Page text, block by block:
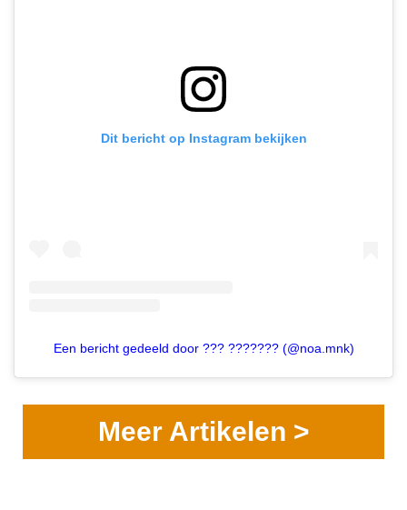
Dit bericht op Instagram bekijken
Een bericht gedeeld door ??? ??????? (@noa.mnk)
Meer Artikelen >